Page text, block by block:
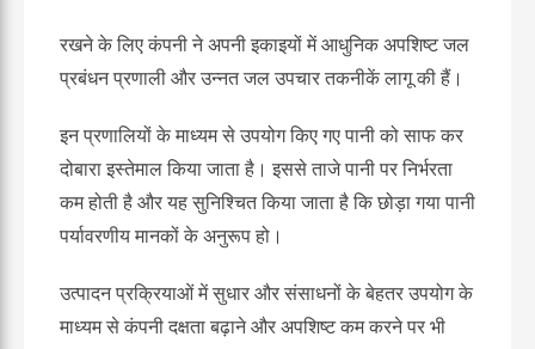
रखने के लिए कंपनी ने अपनी इकाइयों में आधुनिक अपशिष्ट जल
प्रबंधन प्रणाली और उन्नत जल उपचार तकनीकें लागू की हैं।
इन प्रणालियों के माध्यम से उपयोग किए गए पानी को साफ कर
दोबारा इस्तेमाल किया जाता है। इससे ताजे पानी पर निर्भरता
कम होती है और यह सुनिश्चित किया जाता है कि छोड़ा गया पानी
पर्यावरणीय मानकों के अनुरूप हो।
उत्पादन प्रक्रियाओं में सुधार और संसाधनों के बेहतर उपयोग के
माध्यम से कंपनी दक्षता बढ़ाने और अपशिष्ट कम करने पर भी